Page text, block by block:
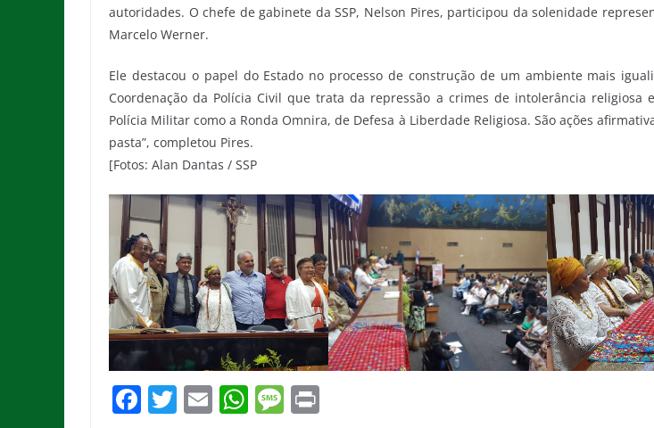
autoridades. O chefe de gabinete da SSP, Nelson Pires, participou da solenidade
Marcelo Werner.
Ele destacou o papel do Estado no processo de construção de um ambiente mais
Coordenação da Polícia Civil que trata da repressão a crimes de intolerância religiosa
Polícia Militar como a Ronda Omnira, de Defesa à Liberdade Religiosa. São ações
pasta”, completou Pires.
[Fotos: Alan Dantas / SSP
F T E W M